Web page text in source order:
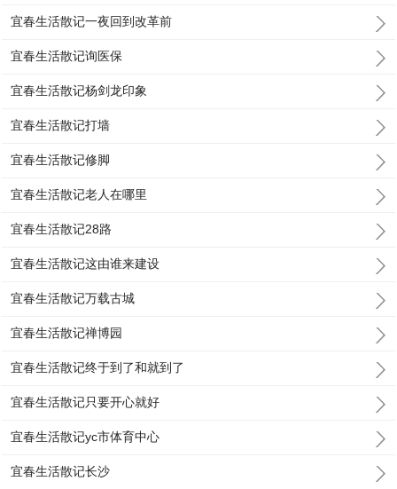
宜春生活散记一夜回到改革前
宜春生活散记询医保
宜春生活散记杨剑龙印象
宜春生活散记打墙
宜春生活散记修脚
宜春生活散记老人在哪里
宜春生活散记28路
宜春生活散记这由谁来建设
宜春生活散记万载古城
宜春生活散记禅博园
宜春生活散记终于到了和就到了
宜春生活散记只要开心就好
宜春生活散记yc市体育中心
宜春生活散记长沙